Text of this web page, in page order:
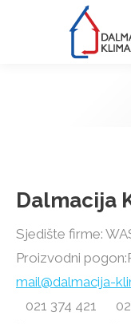
Dalmacija
Sjedište firme:
Proizvodni
mail@dalmacija-
021 374 421